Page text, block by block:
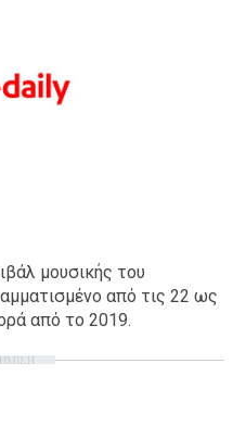
μουσικής του
από τις 22 ως
από το 2019.